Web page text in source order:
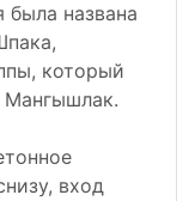
была названа
который
Мангышлак.
вход